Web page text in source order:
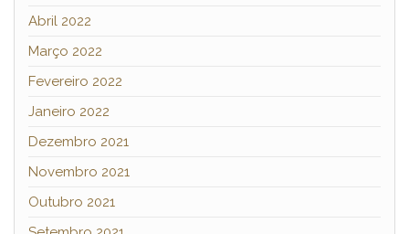
Abril 2022
Março 2022
Fevereiro 2022
Janeiro 2022
Dezembro 2021
Novembro 2021
Outubro 2021